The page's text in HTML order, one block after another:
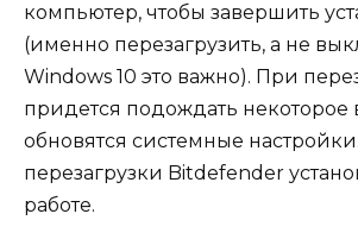
компьютер, чтобы завершить
(именно перезагрузить, а не
Windows 10 это важно). При
придется подождать некоторое
обновятся системные
перезагрузки Bitdefender
работе.